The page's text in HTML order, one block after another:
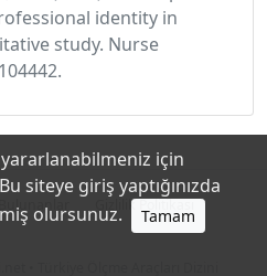
identity in
study. Nurse
Gizlilik Politikası
için
siteye giriş yaptığınızda
olursunuz.
Tamam